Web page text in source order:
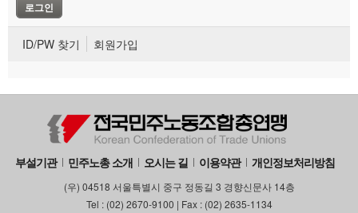
ID/PW 찾기 회원가입
부설기관 민주노총 소개 오시는 길 이용약관 개인정보처리방침
(우) 04518 서울특별시 중구 정동길 3 경향신문사 14층
Tel : (02) 2670-9100 | Fax : (02) 2635-1134